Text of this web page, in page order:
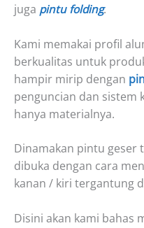
juga pintu folding.
Kami memakai profil
berkualitas untuk
hampir mirip dengan
penguncian dan sistem
hanya materialnya.
Dinamakan pintu geser
dibuka dengan cara
kanan / kiri tergantung
Disini akan kami bahas